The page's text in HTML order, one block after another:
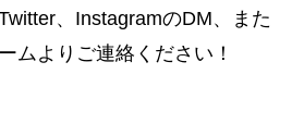
、InstagramのDM、また
ムよりご連絡ください！